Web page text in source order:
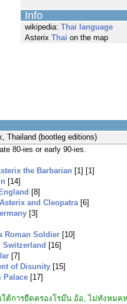
Info
wikipedia: Thai language
Asterix Thai on the map
Thailand (bootleg editions)
80-ies or early 90-ies.
the Barbarian [1] [1]
[14]
[8]
and Cleopatra[6]
[3]
Roman Soldier[10]
Switzerland [16]
[7]
of Disunity[15]
Palace[17]
ต้การยืดครองโรม๊น อ้อ, ไม่ทังหม